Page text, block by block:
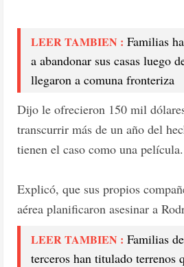
LEER TAMBIEN : Familias
a abandonar sus casas luego
llegaron a comuna fronteriza
Dijo le ofrecieron 150 mil
transcurrir más de un año del
tienen el caso como una película.
Explicó, que sus propios
aérea planificaron asesinar a
LEER TAMBIEN : Familias
terceros han titulado terrenos